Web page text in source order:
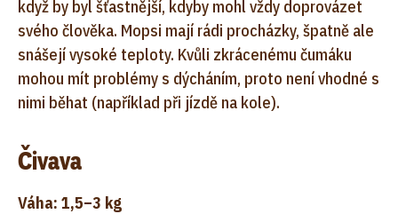
když by byl šťastnější, kdyby mohl vždy doprovázet
svého člověka. Mopsi mají rádi procházky, špatně ale
snášejí vysoké teploty. Kvůli zkrácenému čumáku
mohou mít problémy s dýcháním, proto není vhodné s
nimi běhat (například při jízdě na kole).
Čivava
Váha: 1,5–3 kg